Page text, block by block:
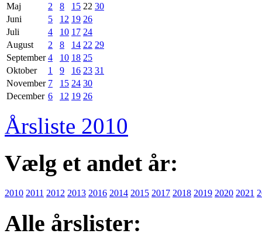
Maj
2 8 15 22 30
Juni
5 12 19 26
Juli
4 10 17 24
August
2 8 14 22 29
September 4 10 18 25
Oktober
1 9 16 23 31
November 7 15 24 30
December 6 12 19 26
Årsliste 2010
Vælg et andet år:
2010 2011 2012 2013 2016 2014 2015 2017 2018 2019 2020 2021
Alle årslister: